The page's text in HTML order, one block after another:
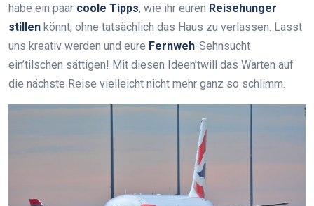
habe ein paar coole Tipps, wie ihr euren Reisehunger
stillen könnt, ohne tatsächlich das Haus zu verlassen. Lasst
uns kreativ werden und eure Fernweh-Sehnsucht
ein’tilschen sättigen! Mit diesen Ideen’twill das Warten auf
die nächste Reise vielleicht nicht mehr ganz so schlimm.